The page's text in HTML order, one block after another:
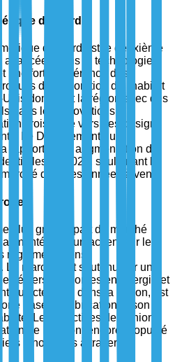
du Nord
du Nord est le deuxième
avancées dans la technologie
une forte préférence des
d'amélioration de l'habitat
Unis dominent la région avec des
dans les rénovations
croissante vers des designs
Le Département du
rapporté une augmentation de
en 2024, soulignant le
dans les années à venir.
plus grande part de marché
par un accent sur les
réglementations
Le marché est soutenu par une
éviers économes en énergie et
qu'acteur clé dans la région, est
base de fabrication et son
Les directives de l'Union
de l'eau ont encore propulsé
innovantes à travers le